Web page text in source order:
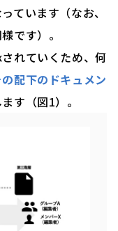
ています（なお、
です）。
れていくため、何
配下のドキュメン
ます（図1）。